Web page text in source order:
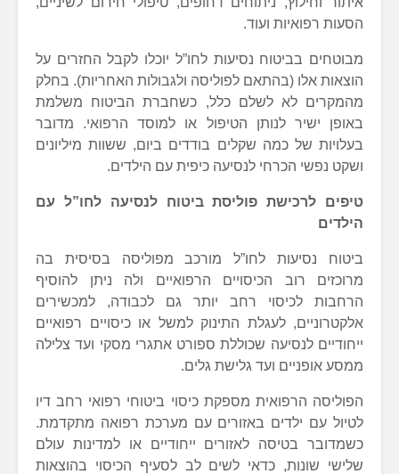
הסעות רפואיות ועוד.
מבוטחים בביטוח נסיעות לחו”ל יוכלו לקבל החזרים על
הוצאות אלו (בהתאם לפוליסה ולגבולות האחריות). בחלק
מהמקרים לא לשלם כלל, כשחברת הביטוח משלמת
באופן ישיר לנותן הטיפול או למוסד הרפואי. מדובר
בעלויות של כמה שקלים בודדים ביום, ששוות מיליונים
ושקט נפשי הכרחי לנסיעה כיפית עם הילדים.
טיפים לרכישת פוליסת ביטוח לנסיעה לחו”ל עם
הילדים
ביטוח נסיעות לחו”ל מורכב מפוליסה בסיסית בה
מרוכזים רוב הכיסויים הרפואיים ולה ניתן להוסיף
הרחבות לכיסוי רחב יותר גם לכבודה, למכשירים
אלקטרוניים, לעגלת התינוק למשל או כיסויים רפואיים
ייחודיים לנסיעה שכוללת ספורט אתגרי מסקי ועד צלילה
ממסע אופניים ועד גלישת גלים.
הפוליסה הרפואית מספקת כיסוי ביטוחי רפואי רחב דיו
לטיול עם ילדים באזורים עם מערכת רפואה מתקדמת.
כשמדובר בטיסה לאזורים ייחודיים או למדינות עולם
שלישי שונות, כדאי לשים לב לסעיף הכיסוי בהוצאות